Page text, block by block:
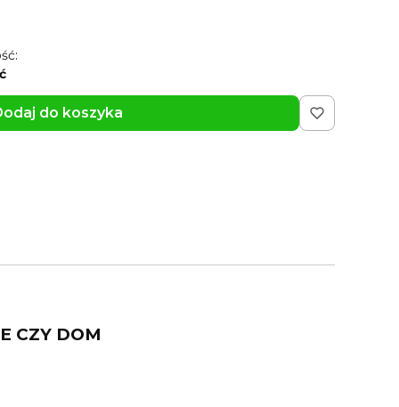
do koszyka
CZY DOM